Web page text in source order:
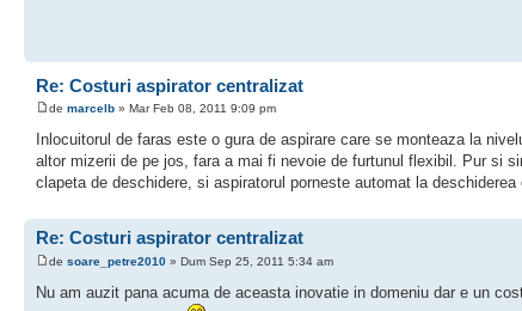
Re: Costuri aspirator centralizat
de marcelb » Mar Feb 08, 2011 9:09 pm
Inlocuitorul de faras este o gura de aspirare care se monteaza la
altor mizerii de pe jos, fara a mai fi nevoie de furtunul flexibil. Pur si
clapeta de deschidere, si aspiratorul porneste automat la
Re: Costuri aspirator centralizat
de soare_petre2010 » Dum Sep 25, 2011 5:34 am
Nu am auzit pana acuma de aceasta inovatie in domeniu dar e un